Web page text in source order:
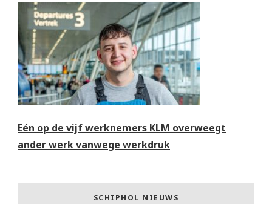
Eén op de vijf werknemers KLM overweegt
ander werk vanwege werkdruk
SCHIPHOL NIEUWS